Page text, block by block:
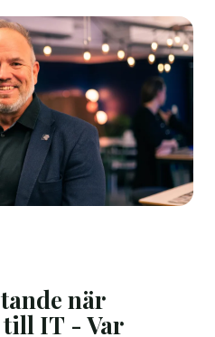
när
IT - Var